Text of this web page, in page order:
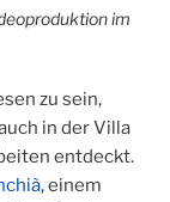
im
zu sein,
in der Villa
entdeckt.
, einem